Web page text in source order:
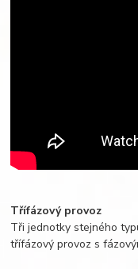
Třífázový provoz
Tři jednotky stejného
třífázový provoz s